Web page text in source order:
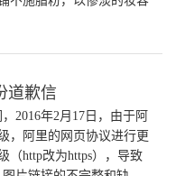
道歉信
2016年2月17日，由于阿
，阿里的网页协议进行更
（http改为https），导致